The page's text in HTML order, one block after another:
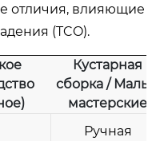
отличия, влияющие
(TCO).
Кустарная
сборка /
мастерские
Ручная